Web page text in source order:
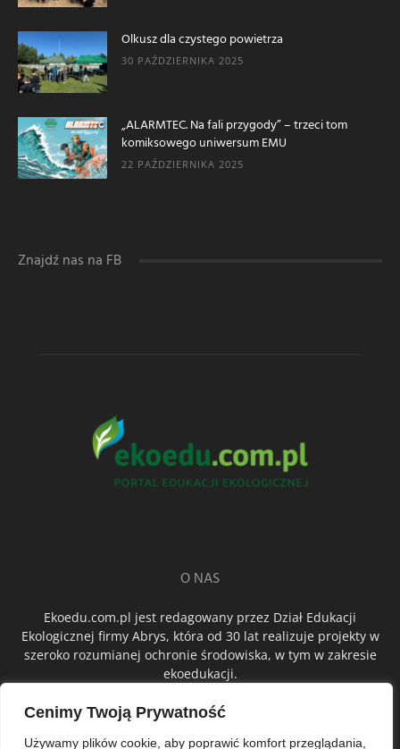
Cenimy Twoją Prywatność
Używamy plików cookie, aby poprawić komfort przeglądania,
Olkusz dla czystego powietrza
30 PAŹDZIERNIKA 2025
„ALARMTEC. Na fali przygody” – trzeci tom
komiksowego uniwersum EMU
22 PAŹDZIERNIKA 2025
Znajdź nas na FB
O NAS
Ekoedu.com.pl jest redagowany przez Dział Edukacji
Ekologicznej firmy Abrys, która od 30 lat realizuje projekty w
szeroko rozumianej ochronie środowiska, w tym w zakresie
ekoedukacji.
ŚLEDŹ NAS